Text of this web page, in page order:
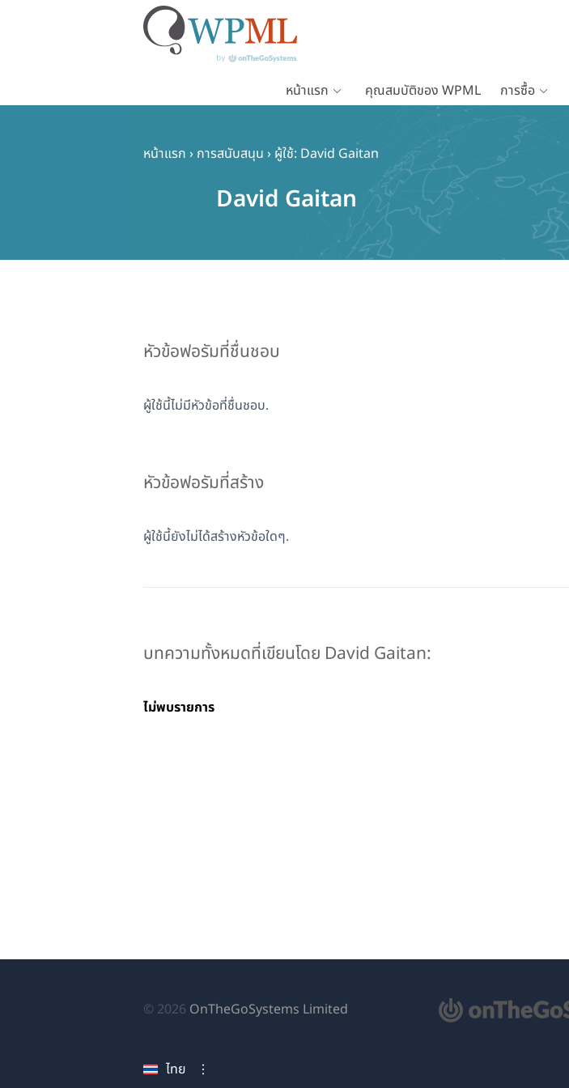
หน้าแรก คุณสมบัติของ WPML การซื้อ
หน้าแรก › การสนับสนุน › ผู้ใช้: David Gaitan
David Gaitan
หัวข้อฟอรัมที่ชื่นชอบ
ผู้ใช้นี้ไม่มีหัวข้อที่ชื่นชอบ.
หัวข้อฟอรัมที่สร้าง
ผู้ใช้นี้ยังไม่ได้สร้างหัวข้อใดๆ.
บทความทั้งหมดที่เขียนโดย David Gaitan:
ไม่พบรายการ
© 2026 OnTheGoSystems Limited
ไทย